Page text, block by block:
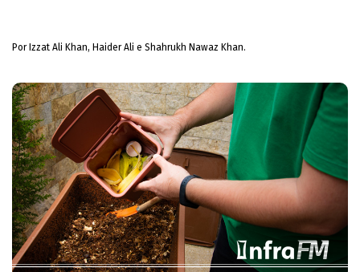
Por Izzat Ali Khan, Haider Ali e Shahrukh Nawaz Khan.